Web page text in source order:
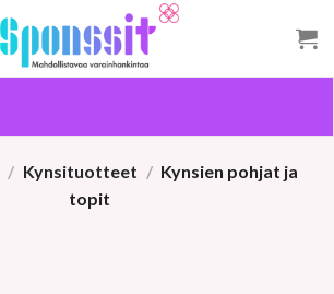
/ Kynsituotteet / Kynsien pohjat ja
topit